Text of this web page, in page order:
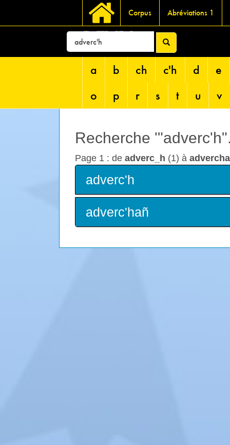
Corpus Abréviations 1
DEVRI
a b ch c'h d
e
o
p r s t u v
Recherche
Page 1 : de adverc_h (1) à
adverc'h
adverc'hañ